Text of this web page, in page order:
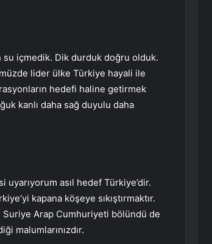
içmedik. Dik durduk doğru olduk.
lider ülke Türkiye hayali ile
hedefi haline getirmek
kanlı daha sağ duyulu daha
asıl hedef Türkiye’dir.
kapana köşeye sıkıştırmaktır.
Suriye Arap Cumhuriyeti bölündü de
malumlarınızdır.